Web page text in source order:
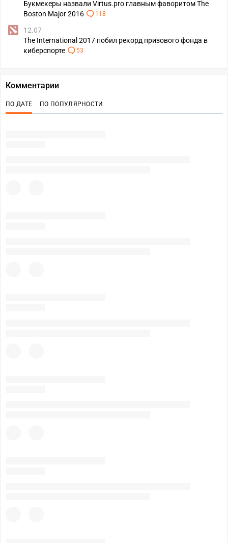
Букмекеры назвали Virtus.pro главным фаворитом The
Boston Major 2016
118
12.07
The International 2017 побил рекорд призового фонда в
киберспорте
53
Комментарии
ПО ДАТЕ ПО ПОПУЛЯРНОСТИ